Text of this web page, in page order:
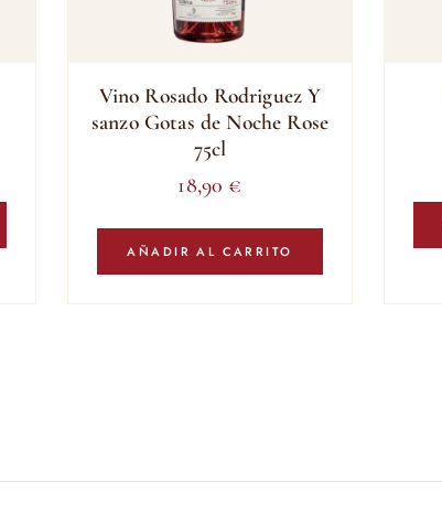
Vino Rosado Rodriguez Y
sanzo Gotas de Noche Rose
75cl
18,90 €
AÑADIR AL CARRITO